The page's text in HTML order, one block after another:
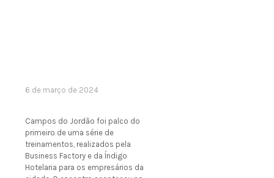
6 de março de 2024
Campos do Jordão foi palco do
primeiro de uma série de
treinamentos, realizados pela
Business Factory e da Índigo
Hotelaria para os empresários da